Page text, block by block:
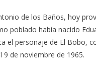
de los Baños, hoy
poblado había nacido
el personaje de El Bobo,
9 de noviembre de 1965.